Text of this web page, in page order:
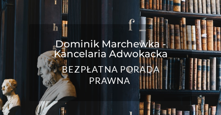
Dominik Marchewka -
Kancelaria Adwokacka
BEZPŁATNA PORADA
PRAWNA